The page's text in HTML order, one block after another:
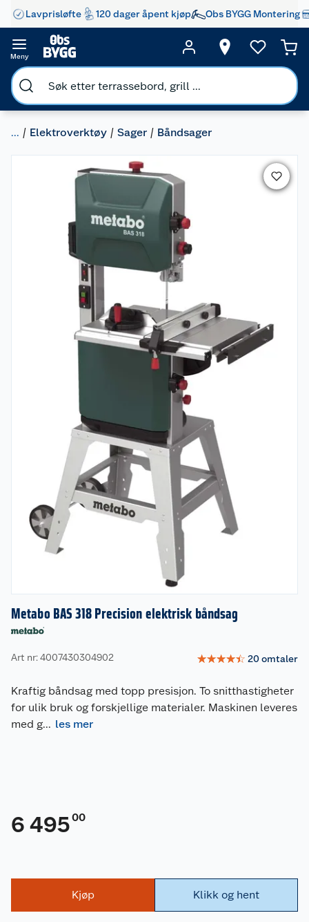
Lavprisløfte 120 dager åpent kjøp Obs BYGG Montering
Meny
... Elektroverktøy Sager Båndsager
Metabo BAS 318 Precision elektrisk båndsag
Art nr: 4007430304902 ☆☆☆☆☆ 20omtaler
Kraftig båndsag med topp presisjon. To snitthastigheter
for ulik bruk og forskjellige materialer. Maskinen leveres
med g... les mer
6 49500
Kjøp Klikk og hent